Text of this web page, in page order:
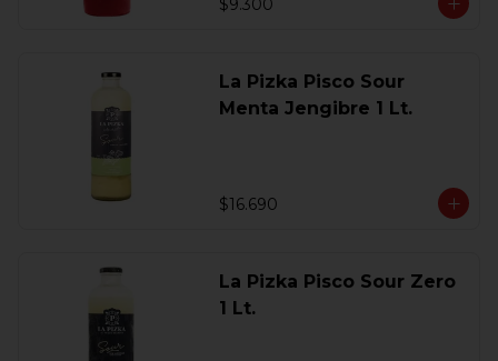
$9.300
La Pizka Pisco Sour
Menta Jengibre 1 Lt.
$16.690
La Pizka Pisco Sour Zero
1 Lt.